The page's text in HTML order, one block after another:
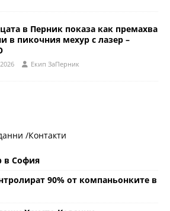
в Перник показа как премахва
в пикочния мехур с лазер –
Eкип ЗаПерник
/Контакти
в София
90% от компаньонките в